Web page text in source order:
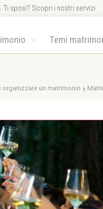
Ti sposi? Scopri i nostri servizi
Temi
organizzare un matrimonio